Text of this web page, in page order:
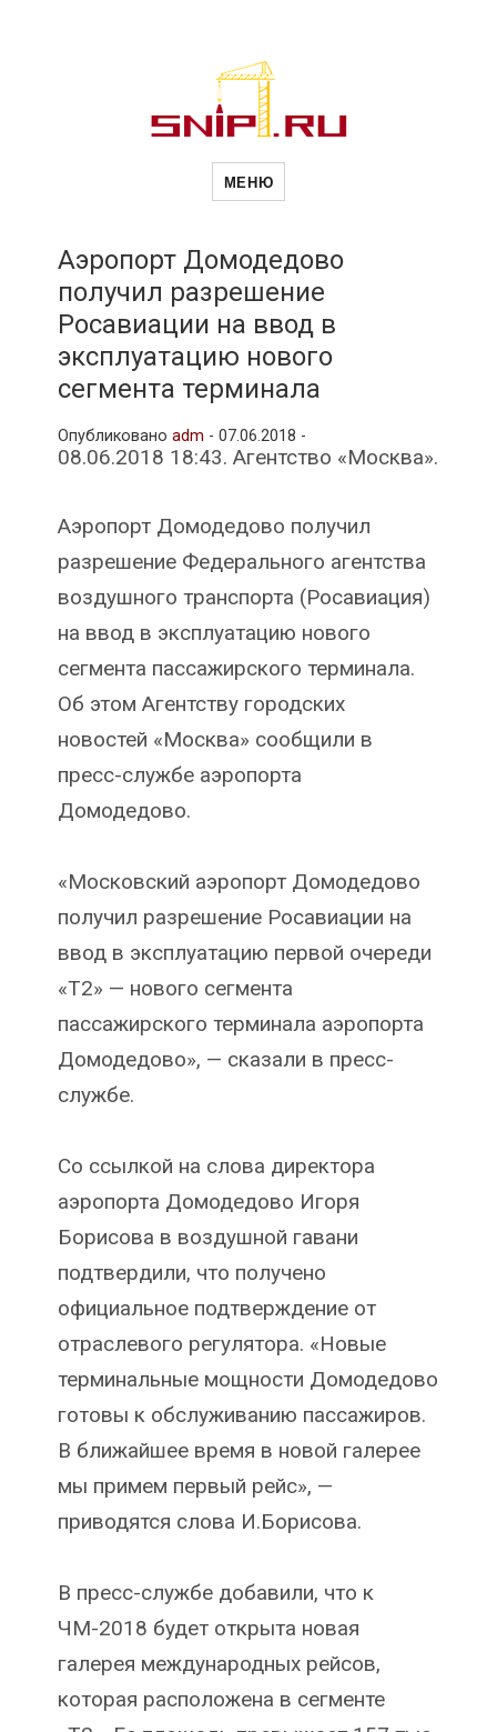
Новости
и
МЕНЮ
Аэропорт Домодедово
получил разрешение
Росавиации на ввод в
эксплуатацию нового
сегмента терминала
Опубликовано adm - 07.06.2018 -
08.06.2018 18:43. Агентство «Москва».
Аэропорт Домодедово получил
разрешение Федерального агентства
воздушного транспорта (Росавиация)
на ввод в эксплуатацию нового
сегмента пассажирского терминала.
Об этом Агентству городских
новостей «Москва» сообщили в
пресс-службе аэропорта
Домодедово.
«Московский аэропорт Домодедово
получил разрешение Росавиации на
ввод в эксплуатацию первой очереди
«T2» — нового сегмента
пассажирского терминала аэропорта
Домодедово», — сказали в пресс-
службе.
Со ссылкой на слова директора
аэропорта Домодедово Игоря
Борисова в воздушной гавани
подтвердили, что получено
официальное подтверждение от
отраслевого регулятора. «Новые
терминальные мощности Домодедово
готовы к обслуживанию пассажиров.
В ближайшее время в новой галерее
мы примем первый рейс», —
приводятся слова И.Борисова.
В пресс-службе добавили, что к
ЧМ-2018 будет открыта новая
галерея международных рейсов,
которая расположена в сегменте